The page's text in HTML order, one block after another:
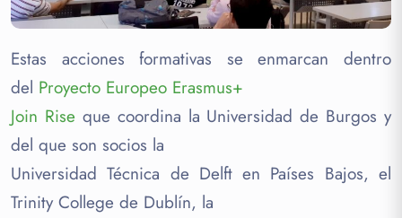
Estas acciones formativas se enmarcan dentro
del Proyecto Europeo Erasmus+
Join Rise que coordina la Universidad de Burgos y
del que son socios la
Universidad Técnica de Delft en Países Bajos, el
Trinity College de Dublín, la